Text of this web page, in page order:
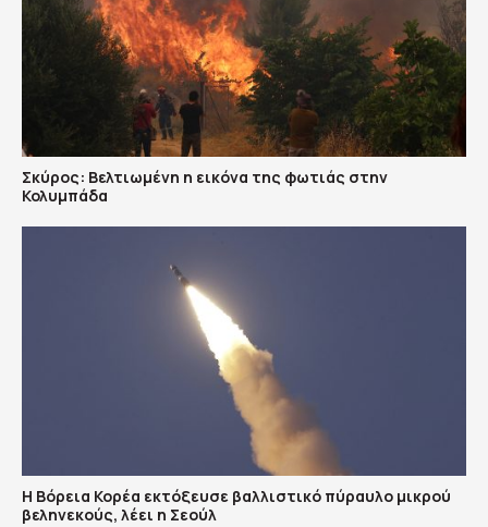
Σκύρος: Βελτιωμένη η εικόνα της φωτιάς στην
Κολυμπάδα
Η Βόρεια Κορέα εκτόξευσε βαλλιστικό πύραυλο μικρού
βεληνεκούς, λέει η Σεούλ